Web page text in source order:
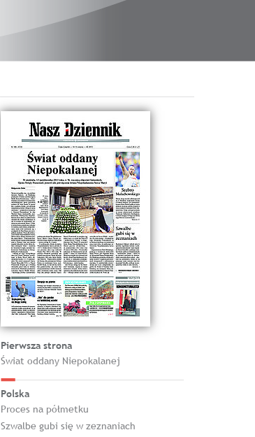
Pierwsza strona
Świat oddany Niepokalanej
Polska
Proces na półmetku
Szwalbe gubi się w zeznaniach